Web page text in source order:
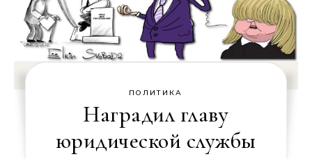
ПОЛИТИКА
Наградил главу
юридической службы